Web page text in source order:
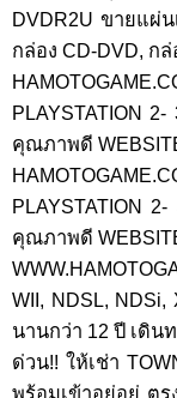
DVDR2U ขายแผ่น
กล่อง CD-DVD, ก
PLAYSTATION
คุณภาพดี
PLAYSTATION
คุณภาพดี
WII, NDSL,
นานกว่า 12 ปี เดิน
ด่วน!! ให้เช่า
พร้อมเข้าอยู่อยู่ ต